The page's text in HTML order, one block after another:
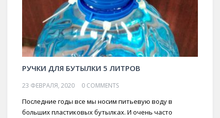
РУЧКИ ДЛЯ БУТЫЛКИ 5 ЛИТРОВ
23 ФЕВРАЛЯ, 2020 0 COMMENTS
Последние годы все мы носим питьевую воду в
больших пластиковых бутылках. И очень часто